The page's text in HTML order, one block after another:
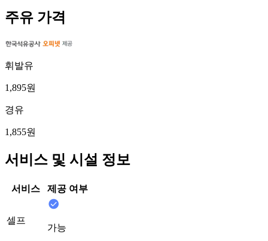
주유 가격
휘발유
1,895원
경유
1,855원
서비스 및 시설 정보
서비스 제공 여부
셀프
가능